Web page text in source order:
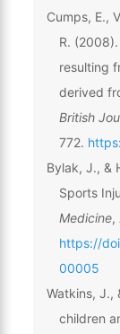
Cumps, E.,
R.
resulting
derived
British
772.
Bylak, J., &
Sports
Medicine,
https://
00005
Watkins, J.,
children